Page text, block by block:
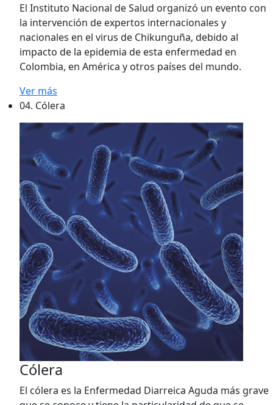
El Instituto Nacional de Salud organizó un evento con
la intervención de expertos internacionales y
nacionales en el virus de Chikunguña, debido al
impacto de la epidemia de esta enfermedad en
Colombia, en América y otros países del mundo.
Ver más
04. Cólera
Cólera
El cólera es la Enfermedad Diarreica Aguda más grave